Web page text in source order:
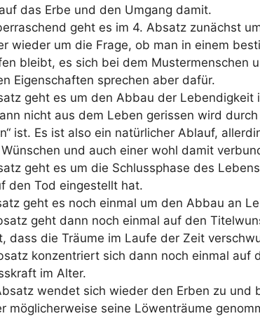
das Erbe und den Umgang damit.
geht es im 4. Absatz zunächst
wieder um die Frage, ob man in einem
bleibt, es sich bei dem Mustermenschen
Eigenschaften sprechen aber dafür.
geht es um den Abbau der Lebendigkeit
nicht aus dem Leben gerissen wird
ist. Es ist also ein natürlicher Ablauf,
und auch einer wohl damit
geht es um die Schlussphase des
den Tod eingestellt hat.
geht es noch einmal um den Abbau an
geht dann noch einmal auf den
dass die Träume im Laufe der Zeit
konzentriert sich dann noch einmal auf
im Alter.
wendet sich wieder den Erben zu und
möglicherweise seine Löwenträume